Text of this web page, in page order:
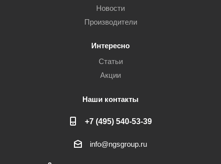
Новости
Производители
Интересно
Статьи
Акции
Наши контакты
+7 (495) 540-53-39
info@ngsgroup.ru